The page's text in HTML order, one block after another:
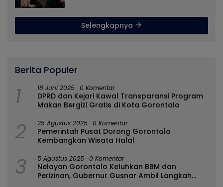
Selengkapnya
Berita Populer
1 18 Juni 2025 0 Komentar
DPRD dan Kejari Kawal Transparansi Program
Makan Bergizi Gratis di Kota Gorontalo
2 25 Agustus 2025 0 Komentar
Pemerintah Pusat Dorong Gorontalo
Kembangkan Wisata Halal
3 5 Agustus 2025 0 Komentar
Nelayan Gorontalo Keluhkan BBM dan
Perizinan, Gubernur Gusnar Ambil Langkah